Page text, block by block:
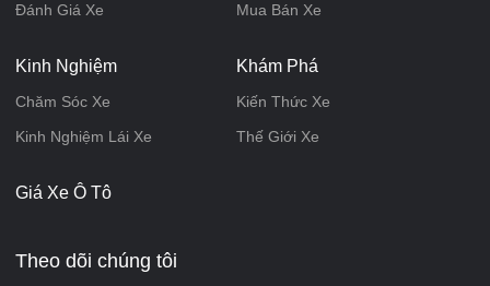
Đánh Giá Xe
Mua Bán Xe
Kinh Nghiệm
Chăm Sóc Xe
Kinh Nghiệm Lái Xe
Khám Phá
Kiến Thức Xe
Thế Giới Xe
Giá Xe Ô Tô
Theo dõi chúng tôi